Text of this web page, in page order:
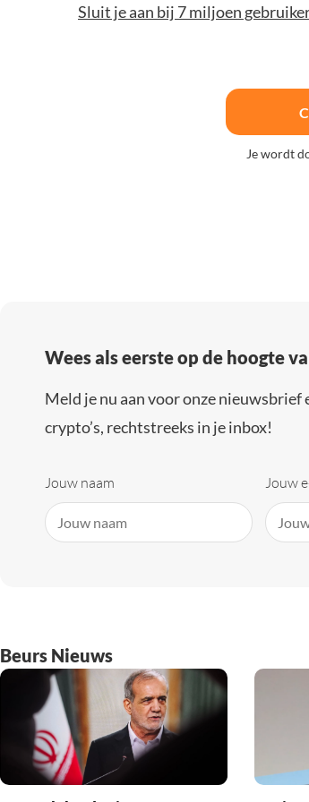
Sluit je aan bij 7 miljoen
Je wordt
Wees als eerste op de hoogte
Meld je nu aan voor onze
crypto’s, rechtstreeks in je inbox!
Jouw naam Jouw
Beurs Nieuws